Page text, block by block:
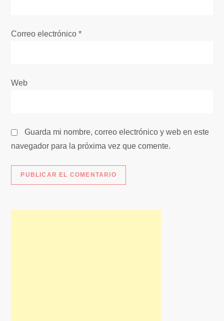
t
a
a
s
Correo electrónico*
Web
Guarda mi nombre, correo electrónico y web en este
navegador para la próxima vez que comente.